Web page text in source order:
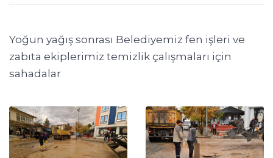
Yoğun yağış sonrası Belediyemiz fen işleri ve
zabıta ekiplerimiz temizlik çalışmaları için
sahadalar